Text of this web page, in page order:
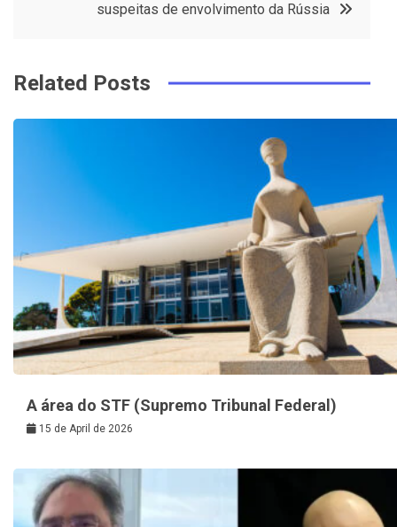
t
suspeitas de envolvimento da Rússia
Related Posts
A área do STF (Supremo Tribunal Federal)
15 de April de 2026